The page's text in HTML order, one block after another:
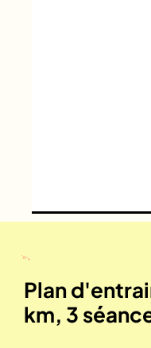
Plan
km, 3